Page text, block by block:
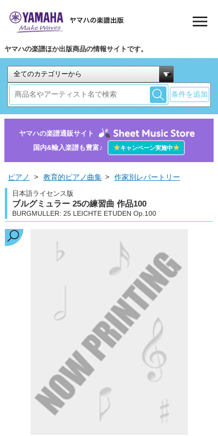
ヤマハの楽譜ほか出版商品の情報サイトです。
条件を追加
ヤマハの楽譜通販サイト
国内&輸入楽譜も豊富♪
★キャンペーン実施中★
ピアノ > 教育的ピアノ曲集 > 作家別レパートリー
日本語ライセンス版
ブルグミュラー 25の練習曲 作品100
BURGMULLER: 25 LEICHTE ETUDEN Op.100